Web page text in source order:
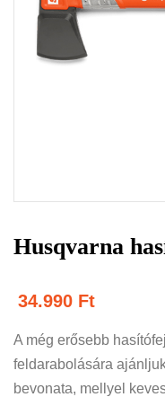
Husqvarna
34.990 Ft
A még erősebb
feldarabolására
bevonata, mellyel